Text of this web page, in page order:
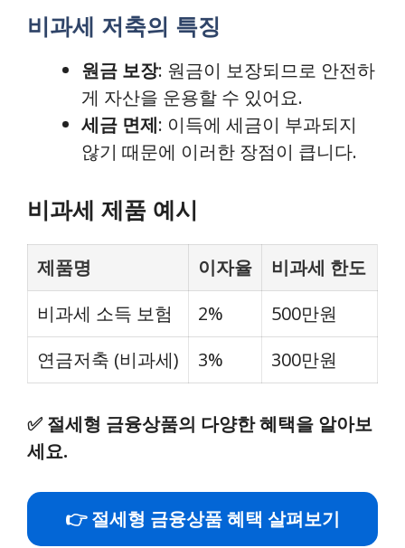
비과세 저축의 특징
원금 보장: 원금이 보장되므로 안전하
게 자산을 운용할 수 있어요.
세금 면제: 이득에 세금이 부과되지
않기 때문에 이러한 장점이 큽니다.
비과세 제품 예시
제품명 이자율
비과세 한도
비과세 소득 보험
2%
500만원
연금저축 (비과세)
3% 300만원
✅ 절세형 금융상품의 다양한 혜택을 알아보
세요.
👉 절세형 금융상품 혜택 살펴보기